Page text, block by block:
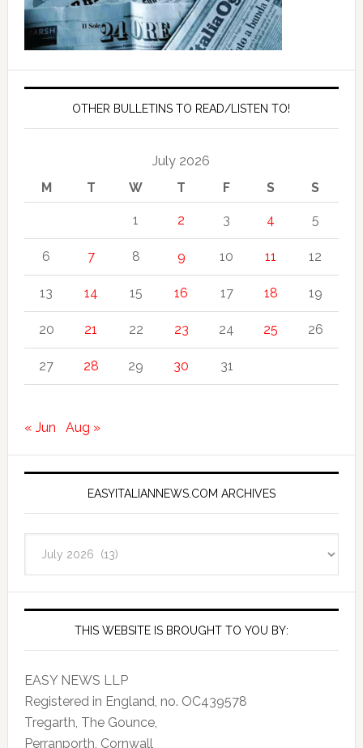
OTHER BULLETINS TO READ/LISTEN TO!
July 2026
M
T W T F S S
1 2 3 4 5
6 7 8 9 10 11 12
13 14 15 16 17 18 19
20 21 22 23 24 25 26
27 28 29 30 31
« Jun Aug »
EASYITALIANNEWS.COM ARCHIVES
Archives
THIS WEBSITE IS BROUGHT TO YOU BY:
EASY NEWS LLP
Registered in England, no. OC439578
Tregarth, The Gounce,
Perranporth, Cornwall